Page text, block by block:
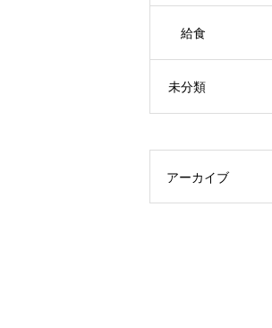
給食
未分類
アーカイブ